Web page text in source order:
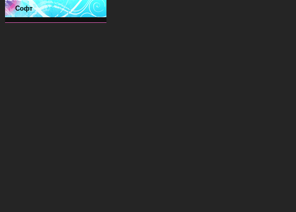
Софт